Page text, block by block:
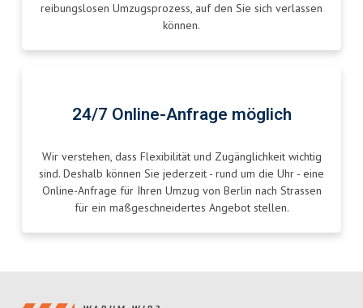
reibungslosen Umzugsprozess, auf den Sie sich verlassen
können.
24/7 Online-Anfrage möglich
Wir verstehen, dass Flexibilität und Zugänglichkeit wichtig
sind. Deshalb können Sie jederzeit - rund um die Uhr - eine
Online-Anfrage für Ihren Umzug von Berlin nach Strassen
für ein maßgeschneidertes Angebot stellen.